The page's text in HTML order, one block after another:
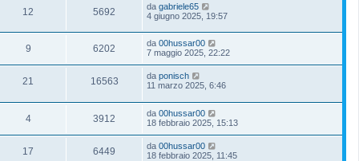
12 5692 da gabriele65
4 giugno 2025, 19:57
9 6202 da 00hussar00
7 maggio 2025, 22:22
21 16563 da ponisch
11 marzo 2025, 6:46
4 3912 da 00hussar00
18 febbraio 2025, 15:13
17 6449 da 00hussar00
18 febbraio 2025, 11:45